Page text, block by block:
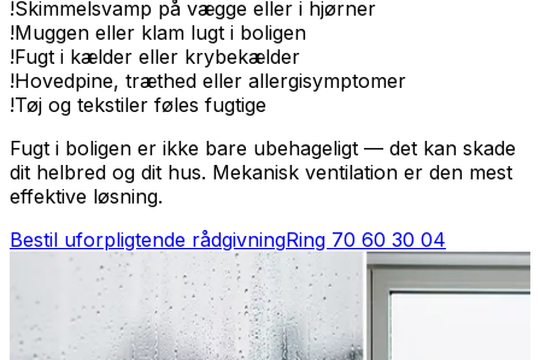
!Skimmelsvamp på vægge eller i hjørner
!Muggen eller klam lugt i boligen
!Fugt i kælder eller krybekælder
!Hovedpine, træthed eller allergisymptomer
!Tøj og tekstiler føles fugtige
Fugt i boligen er ikke bare ubehageligt — det kan skade
dit helbred og dit hus. Mekanisk ventilation er den mest
effektive løsning.
Bestil uforpligtende rådgivningRing 70 60 30 04